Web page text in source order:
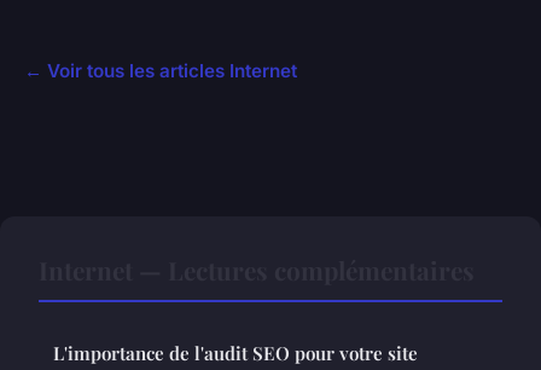
← Voir tous les articles Internet
L'importance de l'audit SEO pour votre site